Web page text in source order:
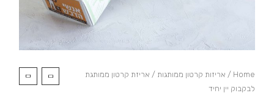
Home
/ אריזות קרטון ממותגות / אריזת קרטון ממותגת
לבקבוק יין יחיד